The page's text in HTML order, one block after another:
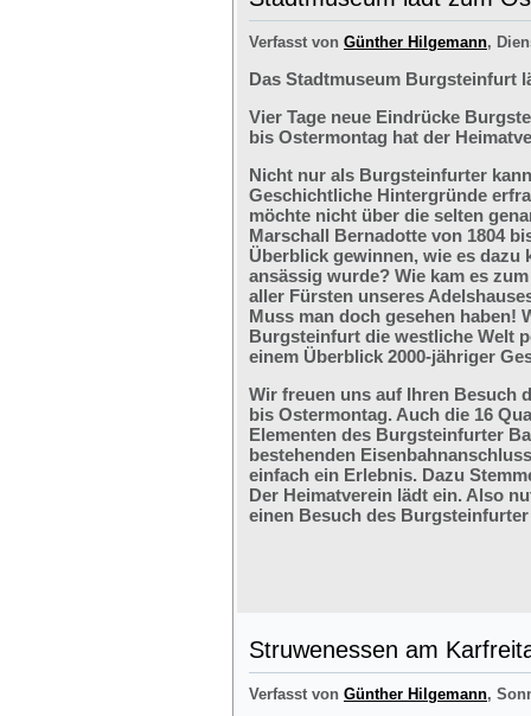
Verfasst von Günther Hilgemann,
Das Stadtmuseum Burgsteinfurt
Vier Tage neue Eindrücke
bis Ostermontag hat der
Nicht nur als Burgsteinfurter
Geschichtliche Hintergründe
möchte nicht über die selten
Marschall Bernadotte von 1804
Überblick gewinnen, wie es dazu
ansässig wurde? Wie kam es
aller Fürsten unseres
Muss man doch gesehen haben!
Burgsteinfurt die westliche Welt
einem Überblick 2000-jähriger
Wir freuen uns auf Ihren Besuch
bis Ostermontag. Auch die 16
Elementen des Burgsteinfurter
bestehenden
einfach ein Erlebnis. Dazu
Der Heimatverein lädt ein. Also
einen Besuch des
Struwenessen am
Verfasst von Günther Hilgemann,